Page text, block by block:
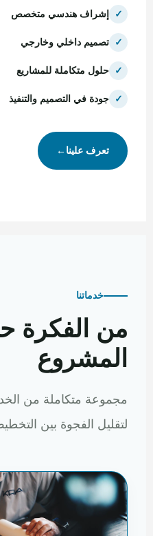
✓ إشراف هندسي متخصص
✓ تصميم داخلي وخارجي
✓ حلول متكاملة للمشاريع
✓ جودة في التصميم والتنفيذ
تعرف علينا←
خدماتنا
من الفكرة
المشروع
مجموعة متكاملة من
لتقليل الفجوة بين